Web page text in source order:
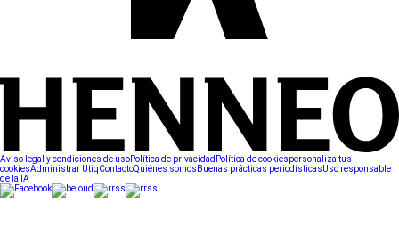
Aviso legal y condiciones de usoPolítica de privacidad Política de cookiespersonaliza tus
cookiesAdministrar UtiqContactoQuiénes somos Buenas prácticas periodísticasUso responsable
de la IA